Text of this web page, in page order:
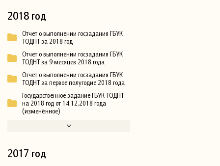
2018 год
Отчет о выполнении госзадания ГБУК
ТОДНТ за 2018 год
Отчет о выполнении госзадания ГБУК
ТОДНТ за 9 месяцев 2018 года
Отчет о выполнении госзадания ГБУК
ТОДНТ за первое полугодие 2018 года
Государственное задание ГБУК ТОДНТ
на 2018 год от 14.12.2018 года
(изменённое)
2017 год